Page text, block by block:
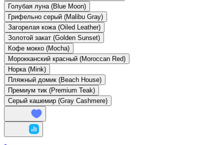
Голубая луна (Blue Moon)
Грифельно серый (Malibu Gray)
Загорелая кожа (Oiled Leather)
Золотой закат (Golden Sunset)
Кофе мокко (Mocha)
Морокканский красный (Moroccan Red)
Норка (Mink)
Пляжный домик (Beach House)
Премиум тик (Premium Teak)
Серый кашемир (Gray Cashmere)